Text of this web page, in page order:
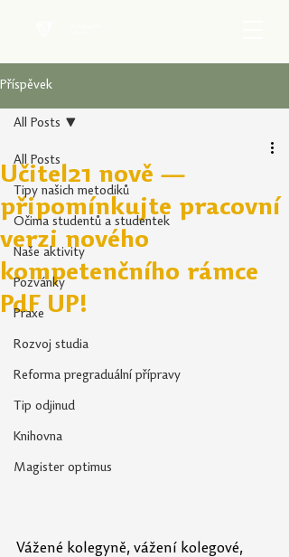
Příspěvek
All Posts
Tipy našich metodiků
Očima studentů a studentek
Naše aktivity
Pozvánky
Praxe
Rozvoj studia
Reforma pregraduální přípravy
Tip odjinud
Knihovna
Magister optimus
All Posts
Učitel21 nově —
připomínkujte pracovní
verzi nového
kompetenčního rámce
PdF UP!
Vážené kolegyně, vážení kolegové,